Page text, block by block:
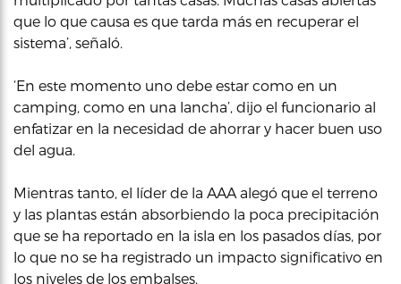
que lo que causa es que tarda más en recuperar el
sistema’, señaló.
‘En este momento uno debe estar como en un
camping, como en una lancha’, dijo el funcionario al
enfatizar en la necesidad de ahorrar y hacer buen uso
del agua.
Mientras tanto, el líder de la AAA alegó que el terreno
y las plantas están absorbiendo la poca precipitación
que se ha reportado en la isla en los pasados días, por
lo que no se ha registrado un impacto significativo en
los niveles de los embalses.